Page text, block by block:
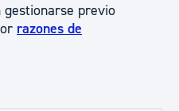
gestionarse previo
razones de